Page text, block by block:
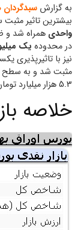
به گزارش
بیشترین تاثیر مثبت
واحدی
در محدوده یک میلیون و 404
5.3 هزار میلیارد تومان ثبت شد.
خلاصه